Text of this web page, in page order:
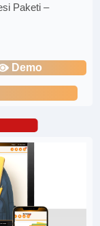
Paketi –
Demo